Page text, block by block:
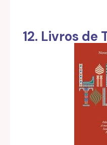
12. Livros de